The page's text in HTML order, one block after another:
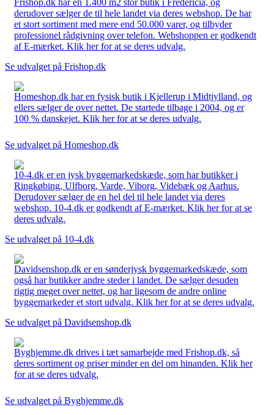
derudover sælger de til hele landet via deres webshop. De har
et stort sortiment med mere end 50.000 varer, og tilbyder
professionel rådgivning over telefon. Webshoppen er godkendt
af E-mærket. Klik her for at se deres udvalg.
Se udvalget på Frishop.dk
Homeshop.dk har en fysisk butik i Kjellerup i Midtjylland, og
ellers sælger de over nettet. De startede tilbage i 2004, og er
100 % danskejet. Klik her for at se deres udvalg.
Se udvalget på Homeshop.dk
10-4.dk er en jysk byggemarkedskæde, som har butikker i
Ringkøbing, Ulfborg, Varde, Viborg, Videbæk og Aarhus.
Derudover sælger de en hel del til hele landet via deres
webshop. 10-4.dk er godkendt af E-mærket. Klik her for at se
deres udvalg.
Se udvalget på 10-4.dk
Davidsenshop.dk er en sønderjysk byggemarkedskæde, som
også har butikker andre steder i landet. De sælger desuden
rigtig meget over nettet, og har ligesom de andre online
byggemarkeder et stort udvalg. Klik her for at se deres udvalg.
Se udvalget på Davidsenshop.dk
Byghjemme.dk drives i tæt samarbejde med Frishop.dk, så
deres sortiment og priser minder en del om hinanden. Klik her
for at se deres udvalg.
Se udvalget på Byghjemme.dk